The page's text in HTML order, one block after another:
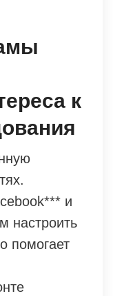
к
и
настроить
помогает